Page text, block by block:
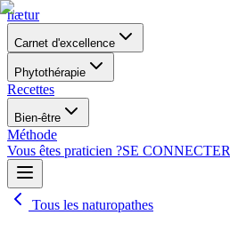
nætur
Carnet d'excellence
Phytothérapie
Recettes
Bien-être
Méthode
Vous êtes praticien ?SE CONNECTER
Tous les naturopathes